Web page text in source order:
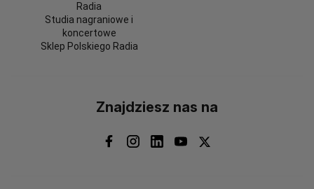
Radia
Studia nagraniowe i
koncertowe
Sklep Polskiego Radia
Znajdziesz nas na